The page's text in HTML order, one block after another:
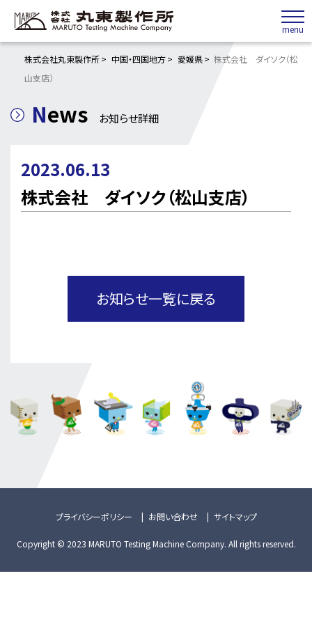
株式会社丸東製作所 中国・四国地方 愛媛県
株式会社 ダイソク（松
山支店）
News お知らせ詳細
2023.06.13
株式会社 ダイソク（松山支店）
お知らせ一覧に戻る
プライバシーポリシー お問い合わせ サイトマップ
Copyright © 2023 MARUTO Testing Machine Company. All rights reserved.